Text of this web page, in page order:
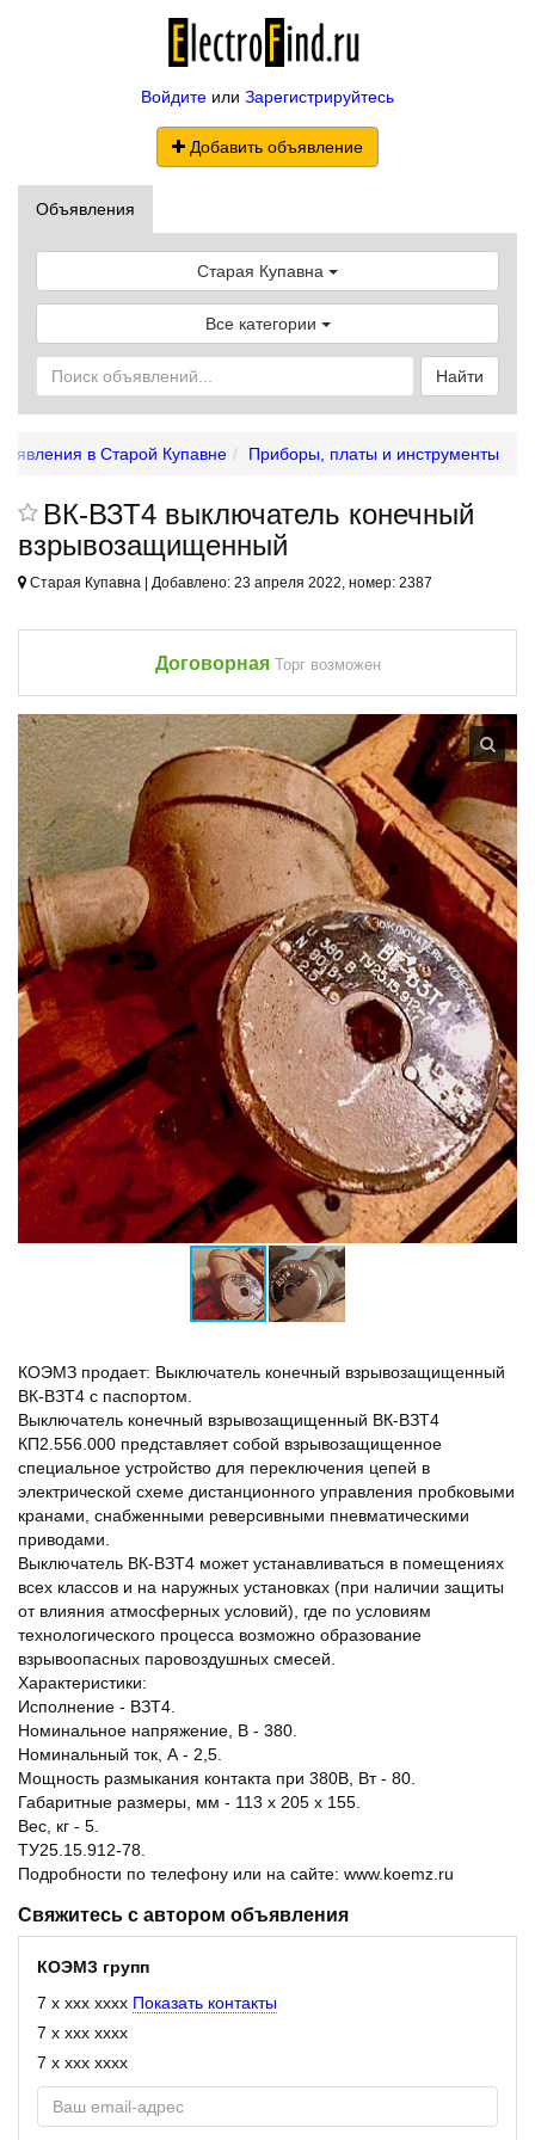
Войдите или Зарегистрируйтесь
Добавить объявление
Объявления
Старая Купавна
Все категории
Найти
в Старой Купавне Приборы, платы и инструменты
ВК-ВЗТ4 выключатель конечный
взрывозащищенный
Старая Купавна | Добавлено: 23 апреля 2022, номер: 2387
Договорная Торг возможен
КОЭМЗ продает: Выключатель конечный взрывозащищенный
ВК-ВЗТ4 с паспортом.
Выключатель конечный взрывозащищенный ВК-ВЗТ4
КП2.556.000 представляет собой взрывозащищенное
специальное устройство для переключения цепей в
электрической схеме дистанционного управления пробковыми
кранами, снабженными реверсивными пневматическими
приводами.
Выключатель ВК-ВЗТ4 может устанавливаться в помещениях
всех классов и на наружных установках (при наличии защиты
от влияния атмосферных условий), где по условиям
технологического процесса возможно образование
взрывоопасных паровоздушных смесей.
Характеристики:
Исполнение - ВЗТ4.
Номинальное напряжение, В - 380.
Номинальный ток, А - 2,5.
Мощность размыкания контакта при 380В, Вт - 80.
Габаритные размеры, мм - 113 х 205 х 155.
Вес, кг - 5.
ТУ25.15.912-78.
Подробности по телефону или на сайте: www.koemz.ru
Свяжитесь с автором объявления
КОЭМЗ групп
7 x xxx xxxx Показать контакты
7 x xxx xxxx
7 x xxx xxxx